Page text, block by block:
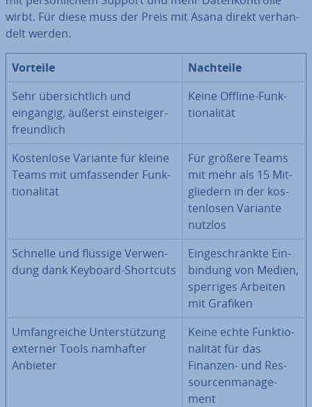
wirbt. Für diese muss der Preis mit Asana direkt ver­han­
delt werden.
Vorteile
Nachteile
Sehr über­sicht­lich und
eingängig, äußerst ein­steig­er­
freund­lich
Keine Offline-Funk­
tio­na­li­tät
Kos­ten­lo­se Variante für kleine
Teams mit um­fas­sen­der Funk­
tio­na­li­tät
Für größere Teams
mit mehr als 15 Mit­
glie­dern in der kos­
ten­lo­sen Variante
nutzlos
Schnelle und flüssige Ver­wen­
dung dank Keyboard-Shortcuts
Ein­ge­schränk­te Ein­
bin­dung von Medien,
sperriges Arbeiten
mit Grafiken
Um­fang­rei­che Un­ter­stüt­zung
externer Tools namhafter
Anbieter
Keine echte Funk­tio­
na­li­tät für das
Finanzen- und Res­
sour­cen­ma­nage­
ment